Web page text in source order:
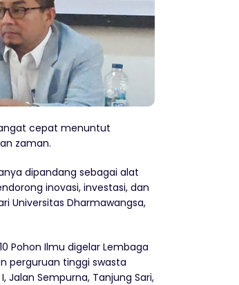
cepat menuntut
zaman.
dipandang sebagai alat
inovasi, investasi, dan
Universitas Dharmawangsa,
Pohon Ilmu digelar Lembaga
perguruan tinggi swasta
Jalan Sempurna, Tanjung Sari,